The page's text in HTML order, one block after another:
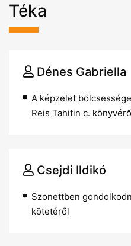
Téka
Dénes Gabriella
A képzelet
Reis Tahitin c.
Csejdi Ildikó
Szonettben
kötetéről